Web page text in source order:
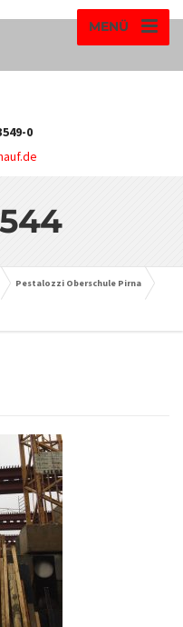
MENÜ
0
Pestalozzi Oberschule Pirna